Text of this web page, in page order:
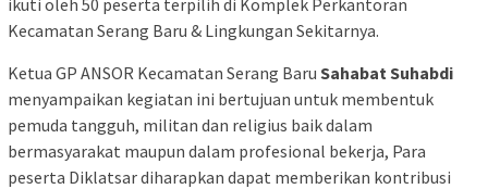
Kecamatan Serang Baru & Lingkungan Sekitarnya.
Ketua GP ANSOR Kecamatan Serang Baru Sahabat Suhabdi
menyampaikan kegiatan ini bertujuan untuk membentuk
pemuda tangguh, militan dan religius baik dalam
bermasyarakat maupun dalam profesional bekerja, Para
peserta Diklatsar diharapkan dapat memberikan kontribusi